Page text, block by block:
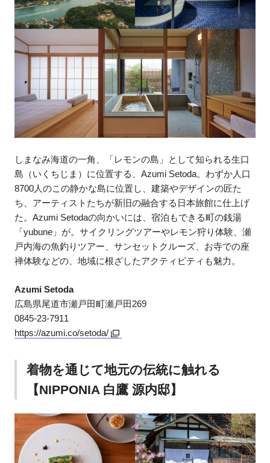
しまなみ海道の一角、「レモンの島」として知られる生口
島（いくちじま）に位置する、Azumi Setoda。わずか人口
8700人のこの静かな島に位置し、建築やデザインの匠た
ち、アーティストたちが新旧の融合する日本旅館に仕上げ
た。Azumi Setodaの向かいには、宿泊もできる町の銭湯
「yubune」が。サイクリングツアーやレモン狩り体験、瀬
戸内海の魚釣りツアー、サンセットクルーズ、お寺での座
禅体験などの、地域に根ざしたアクティビティも魅力。
Azumi Setoda
広島県尾道市瀬戸田町瀬戸田269
0845-23-7911
https://azumi.co/setoda/
着物を通じて地元の伝統に触れる
【NIPPONIA 白鷹 源内邸】